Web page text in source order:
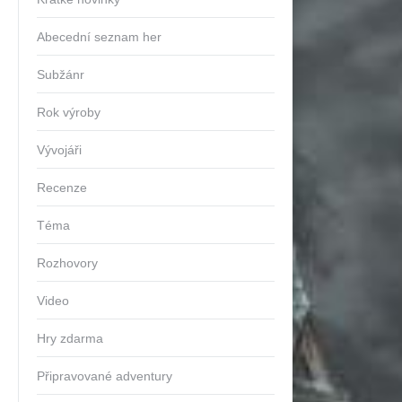
Abecední seznam her
Subžánr
Rok výroby
Vývojáři
Recenze
Téma
Rozhovory
Video
Hry zdarma
Připravované adventury